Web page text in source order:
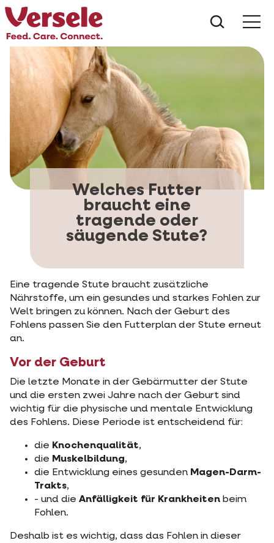
Welches Futter
braucht eine
tragende oder
säugende Stute?
Eine tragende Stute braucht zusätzliche
Nährstoffe, um ein gesundes und starkes Fohlen zur
Welt bringen zu können. Nach der Geburt des
Fohlens passen Sie den Futterplan der Stute erneut
an.
Vor der Geburt
Die letzte Monate in der Gebärmutter der Stute
und die ersten zwei Jahre nach der Geburt sind
wichtig für die physische und mentale Entwicklung
des Fohlens. Diese Periode ist entscheidend für:
die Knochenqualität,
die Muskelbildung,
die Entwicklung eines gesunden Magen-Darm-
Trakts,
- und die Anfälligkeit für Krankheiten beim
Fohlen.
Deshalb ist es wichtig, dass das Fohlen in dieser